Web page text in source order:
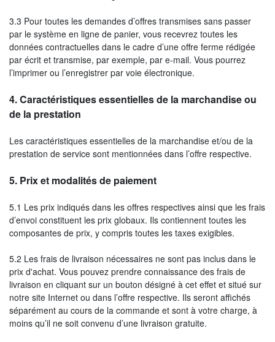
3.3 Pour toutes les demandes d’offres transmises sans passer
par le système en ligne de panier, vous recevrez toutes les
données contractuelles dans le cadre d’une offre ferme rédigée
par écrit et transmise, par exemple, par e-mail. Vous pourrez
l’imprimer ou l’enregistrer par voie électronique.
4.Caractéristiques essentielles de la marchandise ou
de la prestation
Les caractéristiques essentielles de la marchandise et/ou de la
prestation de service sont mentionnées dans l’offre respective.
5. Prix et modalités de paiement
5.1 Les prix indiqués dans les offres respectives ainsi que les frais
d’envoi constituent les prix globaux. Ils contiennent toutes les
composantes de prix, y compris toutes les taxes exigibles.
5.2 Les frais de livraison nécessaires ne sont pas inclus dans le
prix d'achat. Vous pouvez prendre connaissance des frais de
livraison en cliquant sur un bouton désigné à cet effet et situé sur
notre site Internet ou dans l’offre respective. Ils seront affichés
séparément au cours de la commande et sont à votre charge, à
moins qu’il ne soit convenu d’une livraison gratuite.